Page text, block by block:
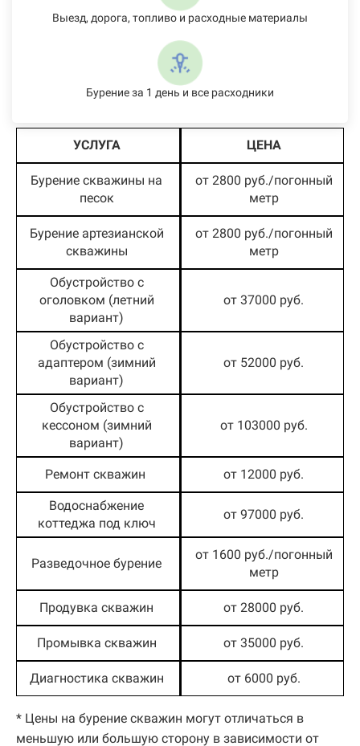
Выезд, дорога, топливо и расходные материалы
Бурение за 1 день и все расходники
УСЛУГА ЦЕНА
Бурение скважины на
песок
от 2800 руб./погонный
метр
Бурение артезианской
скважины
от 2800 руб./погонный
метр
Обустройство с
оголовком (летний
вариант)
от 37000 руб.
Обустройство с
адаптером (зимний
вариант)
от 52000 руб.
Обустройство с
кессоном (зимний
вариант)
от 103000 руб.
Ремонт скважин от 12000 руб.
Водоснабжение
коттеджа под ключ
от 97000 руб.
Разведочное бурение
от 1600 руб./погонный
метр
Продувка скважин от 28000 руб.
Промывка скважин от 35000 руб.
Диагностика скважин от 6000 руб.
* Цены на бурение скважин могут отличаться в
меньшую или большую сторону в зависимости от